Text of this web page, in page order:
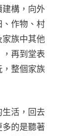
構，向外
、作物、村
族中其他
再到堂表
，整個家族
活，回去
的是聽著